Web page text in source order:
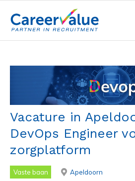
Vacature in
DevOps Engineer
zorgplatform
Vaste baan Apeldoorn